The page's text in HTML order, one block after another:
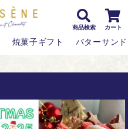
商品検索 カート
焼菓子ギフト バターサンド